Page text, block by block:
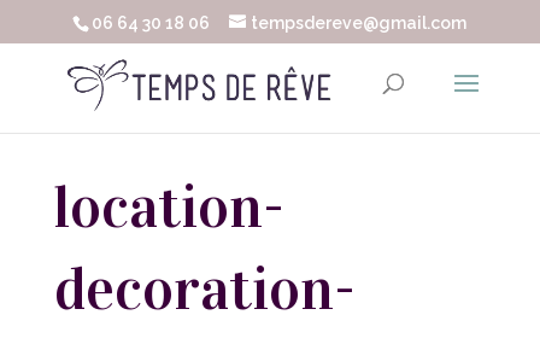
06 64 30 18 06 tempsdereve@gmail.com
location-
decoration-